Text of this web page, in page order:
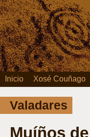
Inicio Xosé Couñago
Valadares
Muíños